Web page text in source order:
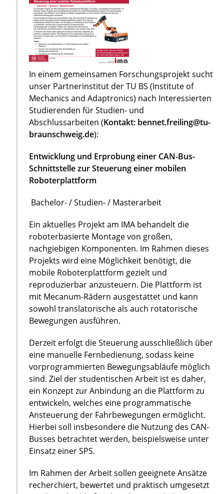
In einem gemeinsamen Forschungsprojekt sucht
unser Partnerinstitut der TU BS (Institute of
Mechanics and Adaptronics) nach Interessierten
Studierenden für Studien- und
Abschlussarbeiten (Kontakt: bennet.freiling@tu-
braunschweig.de):
Entwicklung und Erprobung einer CAN-Bus-
Schnittstelle zur Steuerung einer mobilen
Roboterplattform
Bachelor- / Studien- / Masterarbeit
Ein aktuelles Projekt am IMA behandelt die
roboterbasierte Montage von großen,
nachgiebigen Komponenten. Im Rahmen dieses
Projekts wird eine Möglichkeit benötigt, die
mobile Roboterplattform gezielt und
reproduzierbar anzusteuern. Die Plattform ist
mit Mecanum-Rädern ausgestattet und kann
sowohl translatorische als auch rotatorische
Bewegungen ausführen.
Derzeit erfolgt die Steuerung ausschließlich über
eine manuelle Fernbedienung, sodass keine
vorprogrammierten Bewegungsabläufe möglich
sind. Ziel der studentischen Arbeit ist es daher,
ein Konzept zur Anbindung an die Plattform zu
entwickeln, welches eine programmatische
Ansteuerung der Fahrbewegungen ermöglicht.
Hierbei soll insbesondere die Nutzung des CAN-
Busses betrachtet werden, beispielsweise unter
Einsatz einer SPS.
Im Rahmen der Arbeit sollen geeignete Ansätze
recherchiert, bewertet und praktisch umgesetzt